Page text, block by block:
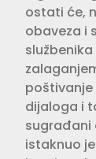
ostati će,
obaveza i
poštivanje
dijaloga i
sugrađani
istaknuo